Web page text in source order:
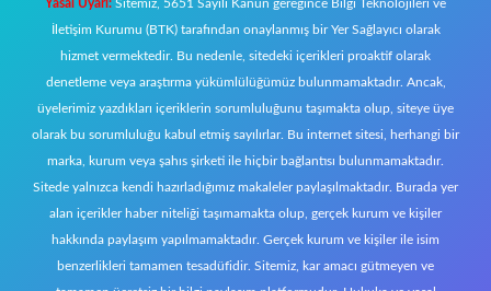
Yasal Uyarı: Sitemiz, 5651 Sayılı Kanun gereğince Bilgi Teknolojileri ve
İletişim Kurumu (BTK) tarafından onaylanmış bir Yer Sağlayıcı olarak
hizmet vermektedir. Bu nedenle, sitedeki içerikleri proaktif olarak
denetleme veya araştırma yükümlülüğümüz bulunmamaktadır. Ancak,
üyelerimiz yazdıkları içeriklerin sorumluluğunu taşımakta olup, siteye üye
olarak bu sorumluluğu kabul etmiş sayılırlar. Bu internet sitesi, herhangi bir
marka, kurum veya şahıs şirketi ile hiçbir bağlantısı bulunmamaktadır.
Sitede yalnızca kendi hazırladığımız makaleler paylaşılmaktadır. Burada yer
alan içerikler haber niteliği taşımamakta olup, gerçek kurum ve kişiler
hakkında paylaşım yapılmamaktadır. Gerçek kurum ve kişiler ile isim
benzerlikleri tamamen tesadüfidir. Sitemiz, kar amacı gütmeyen ve